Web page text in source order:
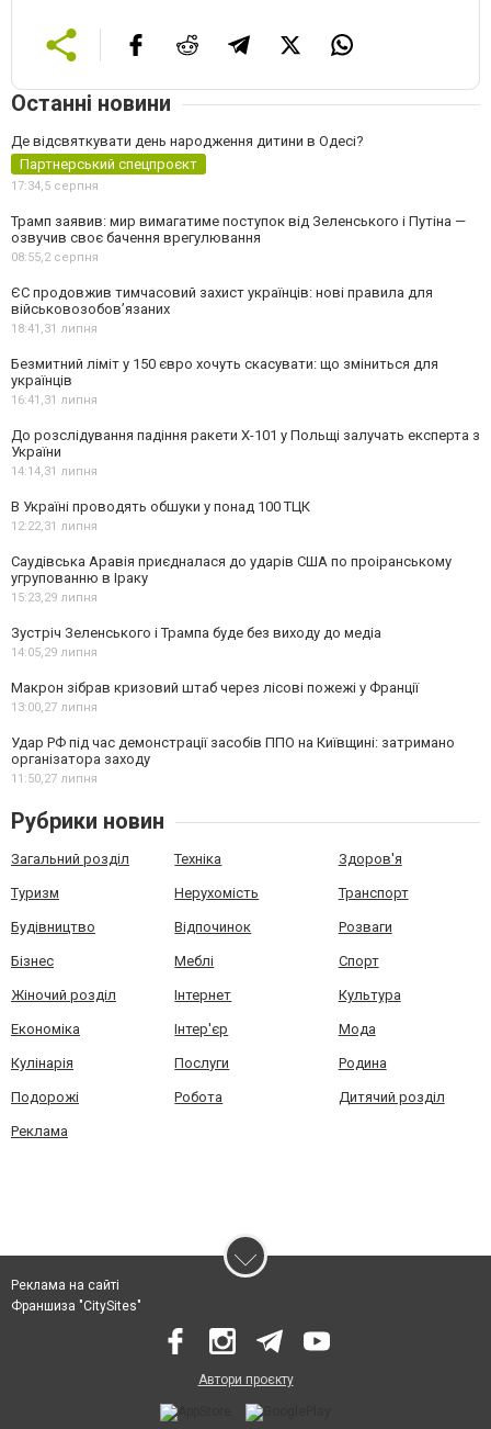
Останні новини
Де відсвяткувати день народження дитини в Одесі?
Партнерський спецпроєкт
17:34,5 серпня
Трамп заявив: мир вимагатиме поступок від Зеленського і Путіна —
озвучив своє бачення врегулювання
08:55,2 серпня
ЄС продовжив тимчасовий захист українців: нові правила для
військовозобов’язаних
18:41,31 липня
Безмитний ліміт у 150 євро хочуть скасувати: що зміниться для
українців
16:41,31 липня
До розслідування падіння ракети Х-101 у Польщі залучать експерта з
України
14:14,31 липня
В Україні проводять обшуки у понад 100 ТЦК
12:22,31 липня
Саудівська Аравія приєдналася до ударів США по проіранському
угрупованню в Іраку
15:23,29 липня
Зустріч Зеленського і Трампа буде без виходу до медіа
14:05,29 липня
Макрон зібрав кризовий штаб через лісові пожежі у Франції
13:00,27 липня
Удар РФ під час демонстрації засобів ППО на Київщині: затримано
організатора заходу
11:50,27 липня
Рубрики новин
Загальний розділ Техніка Здоров'я
Туризм Нерухомість Транспорт
Будівництво Відпочинок Розваги
Бізнес Меблі Спорт
Жіночий розділ Інтернет Культура
Економіка Інтер'єр Мода
Кулінарія Послуги Родина
Подорожі Робота Дитячий розділ
Реклама
Реклама на сайті
Франшиза "CitySites"
Автори проєкту